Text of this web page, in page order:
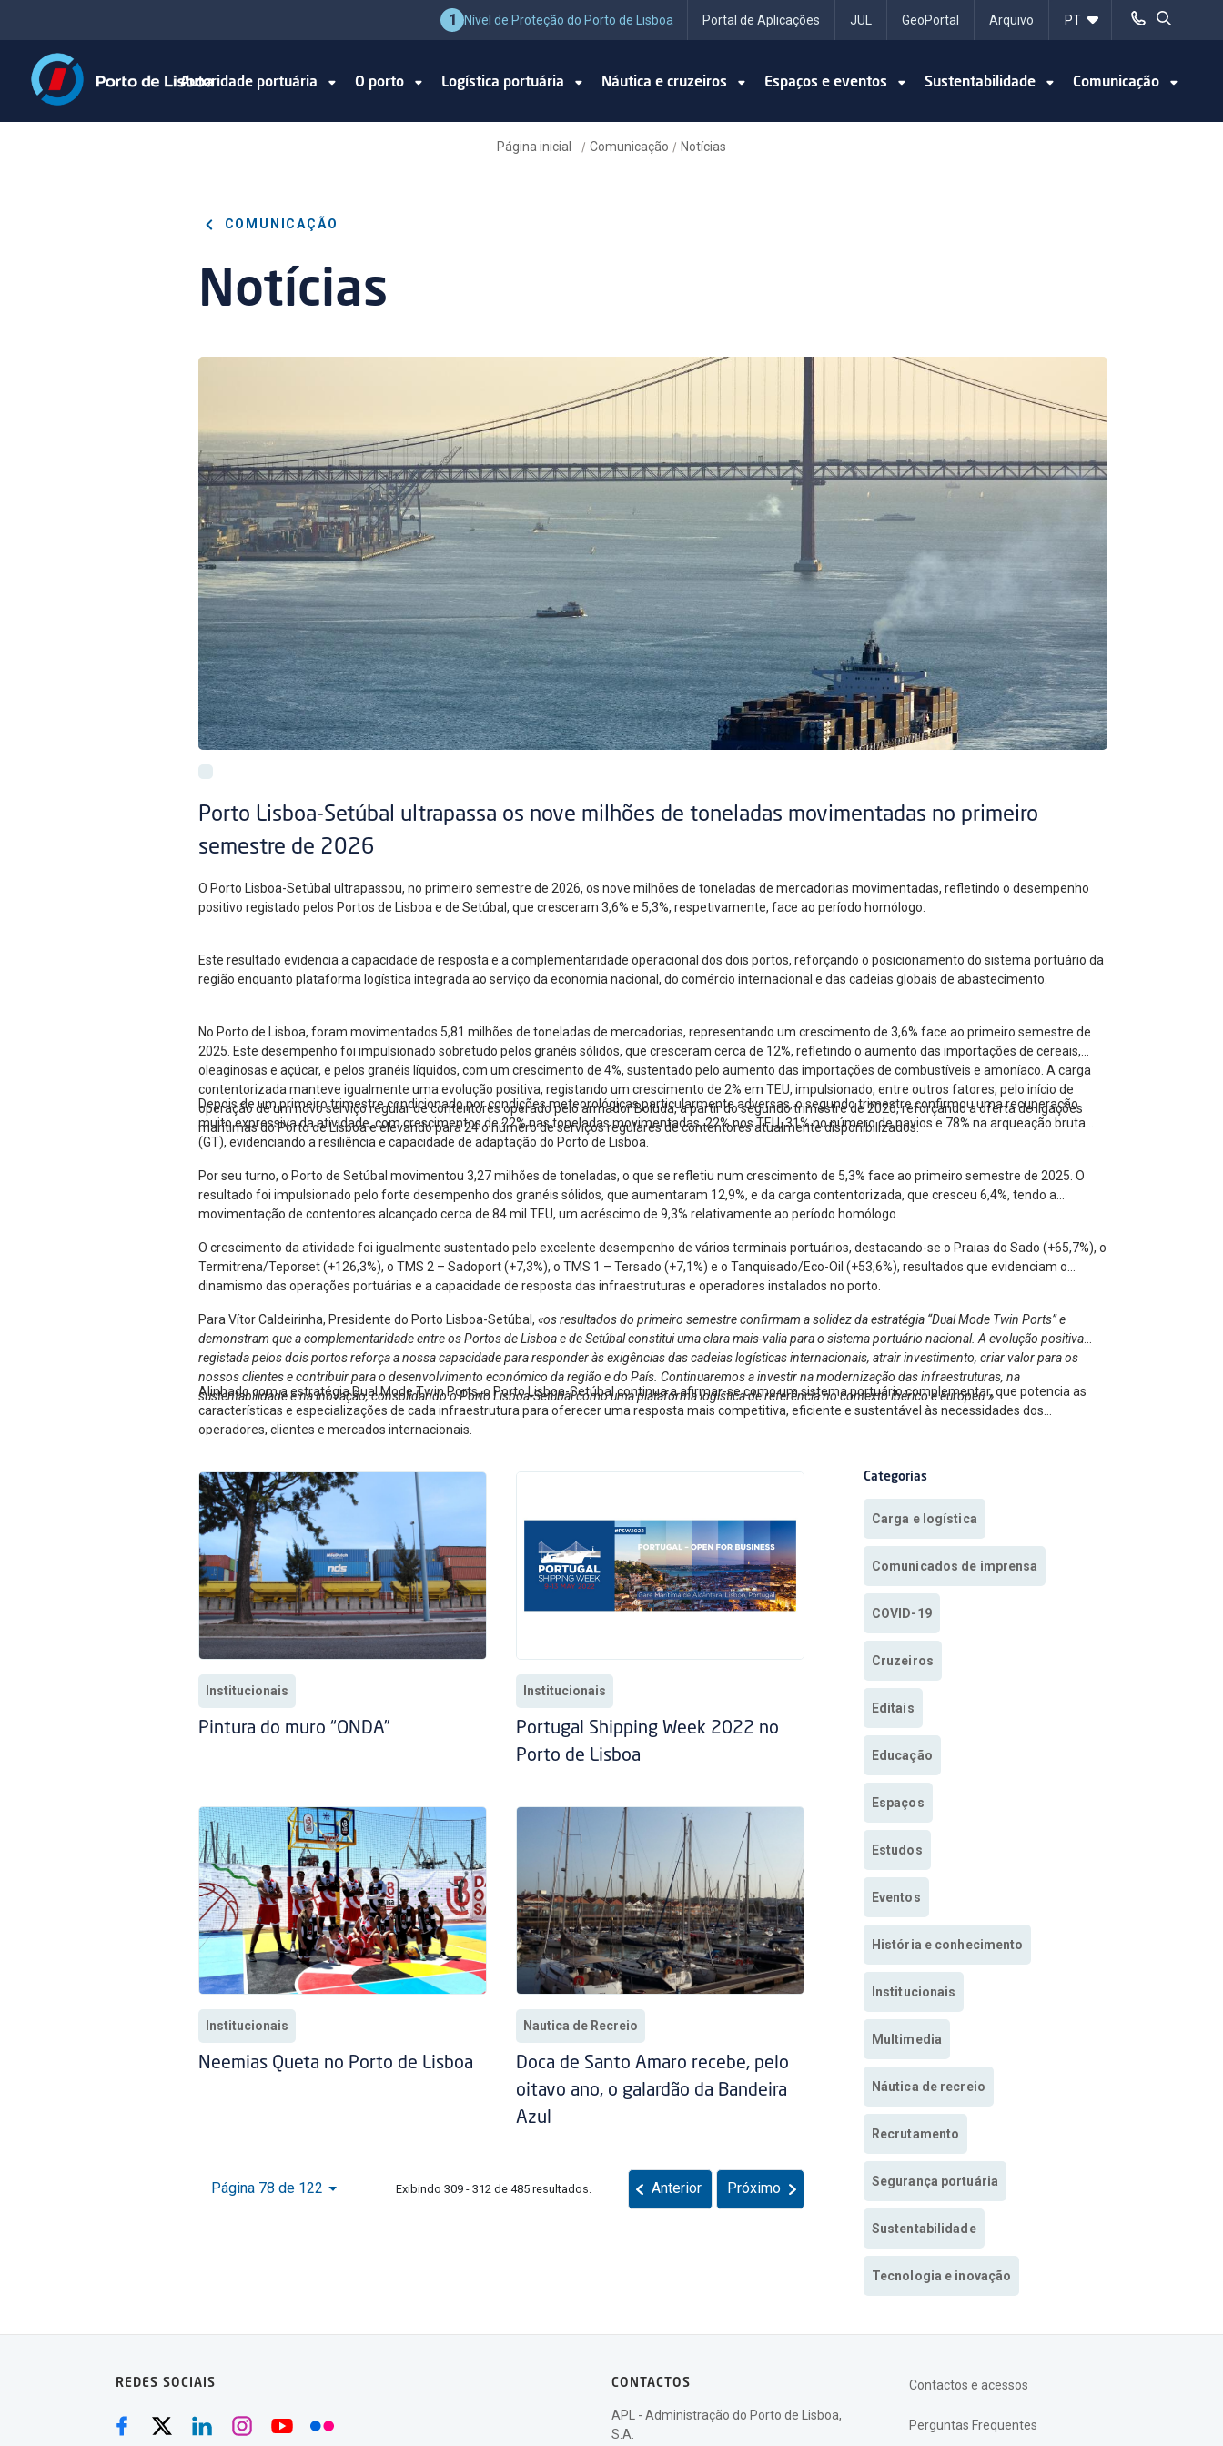
1 Nível de Proteção do Porto de Lisboa Portal de Aplicações JUL GeoPortal Arquivo
Autoridade portuária O porto Logística portuária Náutica e cruzeiros Espaços e eventos Sustentabilidade Comunicação
Página inicial / Comunicação / Notícias
COMUNICAÇÃO
Notícias
Porto Lisboa-Setúbal ultrapassa os nove milhões de toneladas movimentadas no primeiro
semestre de 2026
O Porto Lisboa-Setúbal ultrapassou, no primeiro semestre de 2026, os nove milhões de toneladas de mercadorias movimentadas, refletindo o desempenho
positivo registado pelos Portos de Lisboa e de Setúbal, que cresceram 3,6% e 5,3%, respetivamente, face ao período homólogo.
Este resultado evidencia a capacidade de resposta e a complementaridade operacional dos dois portos, reforçando o posicionamento do sistema portuário da
região enquanto plataforma logística integrada ao serviço da economia nacional, do comércio internacional e das cadeias globais de abastecimento.
No Porto de Lisboa, foram movimentados 5,81 milhões de toneladas de mercadorias, representando um crescimento de 3,6% face ao primeiro semestre de
2025. Este desempenho foi impulsionado sobretudo pelos granéis sólidos, que cresceram cerca de 12%, refletindo o aumento das importações de cereais,
oleaginosas e açúcar, e pelos granéis líquidos, com um crescimento de 4%, sustentado pelo aumento das importações de combustíveis e amoníaco. A carga
contentorizada manteve igualmente uma evolução positiva, registando um crescimento de 2% em TEU, impulsionado, entre outros fatores, pelo início de
operação de um novo serviço regular de contentores operado pelo armador Boluda, a partir do segundo trimestre de 2026, reforçando a oferta de ligações
marítimas do Porto de Lisboa e elevando para 24 o número de serviços regulares de contentores atualmente disponibilizados.
Depois de um primeiro trimestre condicionado por condições meteorológicas particularmente adversas, o segundo trimestre confirmou uma recuperação
muito expressiva da atividade, com crescimentos de 22% nas toneladas movimentadas, 22% nos TEU, 31% no número de navios e 78% na arqueação bruta
(GT), evidenciando a resiliência e capacidade de adaptação do Porto de Lisboa.
Por seu turno, o Porto de Setúbal movimentou 3,27 milhões de toneladas, o que se refletiu num crescimento de 5,3% face ao primeiro semestre de 2025. O
resultado foi impulsionado pelo forte desempenho dos granéis sólidos, que aumentaram 12,9%, e da carga contentorizada, que cresceu 6,4%, tendo a
movimentação de contentores alcançado cerca de 84 mil TEU, um acréscimo de 9,3% relativamente ao período homólogo.
O crescimento da atividade foi igualmente sustentado pelo excelente desempenho de vários terminais portuários, destacando-se o Praias do Sado (+65,7%), o
Termitrena/Teporset (+126,3%), o TMS 2 – Sadoport (+7,3%), o TMS 1 – Tersado (+7,1%) e o Tanquisado/Eco-Oil (+53,6%), resultados que evidenciam o
dinamismo das operações portuárias e a capacidade de resposta das infraestruturas e operadores instalados no porto.
Para Vítor Caldeirinha, Presidente do Porto Lisboa-Setúbal, «os resultados do primeiro semestre confirmam a solidez da estratégia “Dual Mode Twin Ports” e
demonstram que a complementaridade entre os Portos de Lisboa e de Setúbal constitui uma clara mais-valia para o sistema portuário nacional. A evolução positiva
registada pelos dois portos reforça a nossa capacidade para responder às exigências das cadeias logísticas internacionais, atrair investimento, criar valor para os
nossos clientes e contribuir para o desenvolvimento económico da região e do País. Continuaremos a investir na modernização das infraestruturas, na
sustentabilidade e na inovação, consolidando o Porto Lisboa-Setúbal como uma plataforma logística de referência no contexto ibérico e europeu.»
Alinhado com a estratégia Dual Mode Twin Ports, o Porto Lisboa-Setúbal continua a afirmar-se como um sistema portuário complementar, que potencia as
características e especializações de cada infraestrutura para oferecer uma resposta mais competitiva, eficiente e sustentável às necessidades dos
operadores, clientes e mercados internacionais.
Institucionais
Pintura do muro “ONDA”
Institucionais
Portugal Shipping Week 2022 no
Porto de Lisboa
Institucionais
Neemias Queta no Porto de Lisboa
Nautica de Recreio
Doca de Santo Amaro recebe, pelo
oitavo ano, o galardão da Bandeira
Azul
Página 78 de 122 Exibindo 309 - 312 de 485 resultados. Anterior Próximo
Categorias
Carga e logística
Comunicados de imprensa
COVID-19
Cruzeiros
Editais
Educação
Espaços
Estudos
Eventos
História e conhecimento
Institucionais
Multimedia
Náutica de recreio
Recrutamento
Segurança portuária
Sustentabilidade
Tecnologia e inovação
REDES SOCIAIS CONTACTOS
APL - Administração do Porto de Lisboa,
S.A.
Contactos e acessos
Perguntas Frequentes